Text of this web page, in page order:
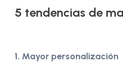
5 tendencias de
1. Mayor personalización